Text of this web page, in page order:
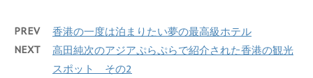
PREV 香港の一度は泊まりたい夢の最高級ホテル
NEXT
高田純次のアジアぷらぷらで紹介された香港の観光
スポット その2